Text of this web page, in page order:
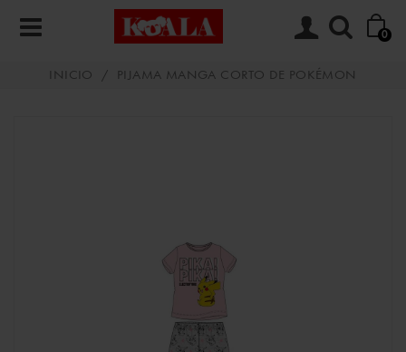
0
INICIO / PIJAMA MANGA CORTO DE POKÉMON